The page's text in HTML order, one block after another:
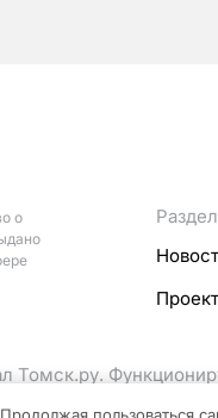
о
Томск.ру.